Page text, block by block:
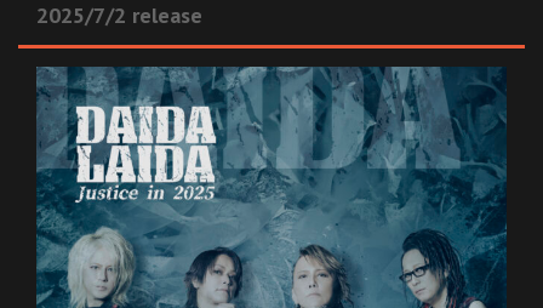
2025/7/2 release